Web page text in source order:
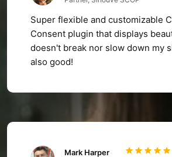
Super flexible and customizable
Consent plugin that displays
doesn't break nor slow down my
also good!
Mark Harper